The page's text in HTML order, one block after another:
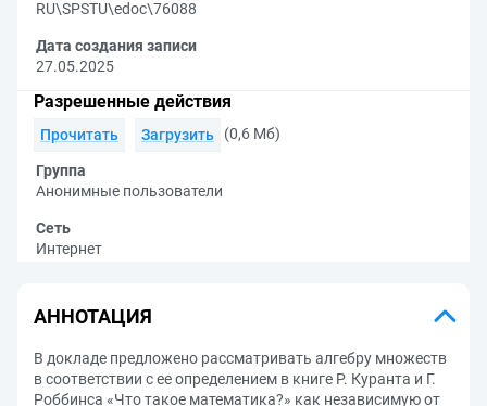
RU\SPSTU\edoc\76088
Дата создания записи
27.05.2025
Разрешенные действия
Прочитать Загрузить (0,6 Мб)
Группа
Анонимные пользователи
Сеть
Интернет
АННОТАЦИЯ
В докладе предложено рассматривать алгебру множеств
в соответствии с ее определением в книге Р. Куранта и Г.
Роббинса «Что такое математика?» как независимую от